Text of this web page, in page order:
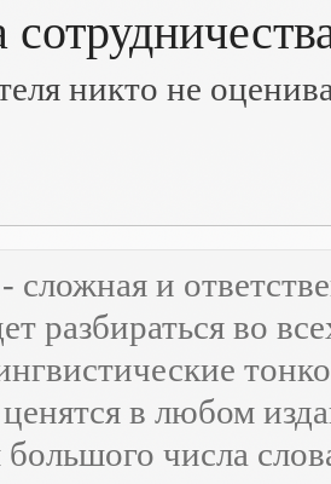
никто не
сложная и
разбираться во
в любом
большого числа